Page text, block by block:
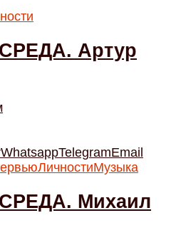
Артур
WhatsappTelegramEmail
ЛичностиМузыка
Михаил